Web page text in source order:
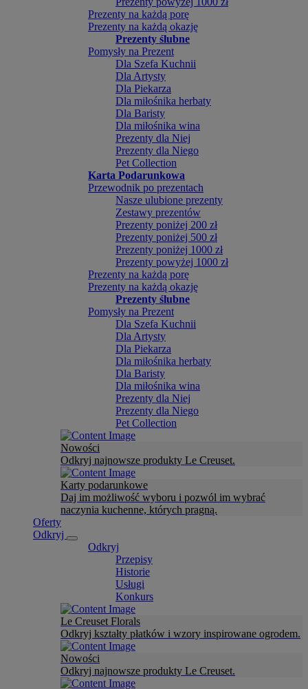
Prezenty na każdą porę
Prezenty na każdą okazję
Prezenty ślubne
Pomysły na Prezent
Dla Szefa Kuchnii
Dla Artysty
Dla Piekarza
Dla miłośnika herbaty
Dla Baristy
Dla miłośnika wina
Prezenty dla Niej
Prezenty dla Niego
Pet Collection
Karta Podarunkowa
Przewodnik po prezentach
Nasze ulubione prezenty
Zestawy prezentów
Prezenty poniżej 200 zł
Prezenty poniżej 500 zł
Prezenty poniżej 1000 zł
Prezenty powyżej 1000 zł
Prezenty na każdą porę
Prezenty na każdą okazję
Prezenty ślubne
Pomysły na Prezent
Dla Szefa Kuchnii
Dla Artysty
Dla Piekarza
Dla miłośnika herbaty
Dla Baristy
Dla miłośnika wina
Prezenty dla Niej
Prezenty dla Niego
Pet Collection
Nowości
Odkryj najnowsze produkty Le Creuset.
Karty podarunkowe
Daj im możliwość wyboru i pozwól im wybrać
naczynia kuchenne, których pragną.
Oferty
Odkryj
Odkryj
Przepisy
Historie
Usługi
Konkurs
Le Creuset Florals
Odkryj kształty płatków i wzory inspirowane ogrodem.
Nowości
Odkryj najnowsze produkty Le Creuset.